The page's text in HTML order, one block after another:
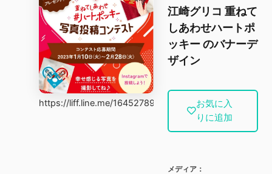
https://liff.line.me/1645278921-kWRPP32q/
江崎グリコ 重ねて
しあわせハートポ
ッキー のバナーデ
ザイン
お気に入
りに追加
メディア：